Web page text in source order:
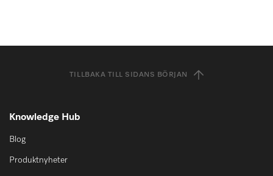
TILLBAKA TILL SIDANS BÖRJAN
Knowledge Hub
Blog
Produktnyheter